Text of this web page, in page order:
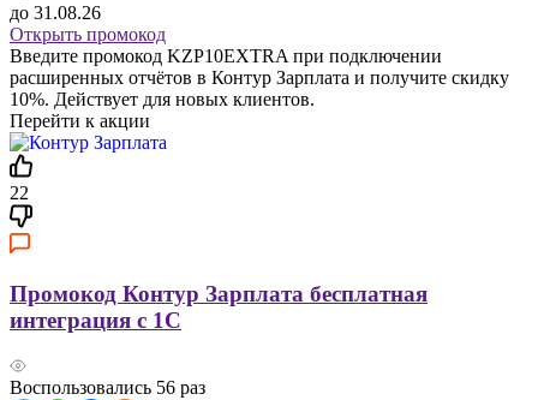
до 31.08.26
Открыть промокод
Введите промокод KZP10EXTRA при подключении
расширенных отчётов в Контур Зарплата и получите скидку
10%. Действует для новых клиентов.
Перейти к акции
22
Промокод Контур Зарплата бесплатная
интеграция с 1С
Воспользовались 56 раз